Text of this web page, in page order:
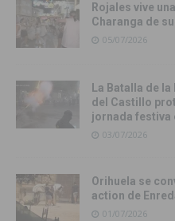
Rojales vive
Charanga de
05/07/2026
La Batalla de
del Castillo
jornada festiva
03/07/2026
Orihuela se
action de
01/07/2026